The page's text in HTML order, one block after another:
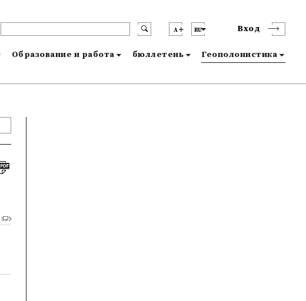
A RU Вход
Образование и работа бюллетень Геополонистика